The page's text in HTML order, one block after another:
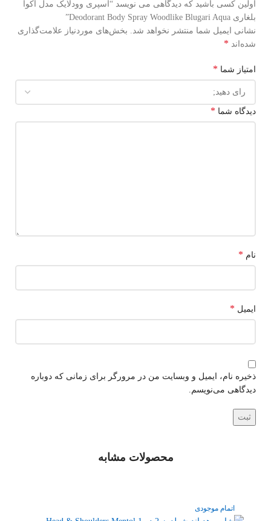
اولین کسی باشید که دیدگاهی می نویسد “اسپری وودلایک مدل اکوا
بلغاری Deodorant Body Spray Woodlike Blugari Aqua”
نشانی ایمیل شما منتشر نخواهد شد. بخش‌های موردنیاز علامت‌گذاری
شده‌اند *
امتیاز شما *
دیدگاه شما *
نام *
ایمیل *
ذخیره نام، ایمیل و وبسایت من در مرورگر برای زمانی که دوباره
دیدگاهی می‌نویسم.
محصولات مشابه
اتمام موجودی